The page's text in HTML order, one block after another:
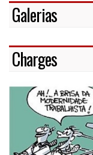
Galerias
Charges